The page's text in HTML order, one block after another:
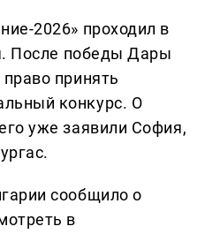
2026» проходил в
После победы Дары
принять
конкурс. О
уже заявили София,
сообщило о
в